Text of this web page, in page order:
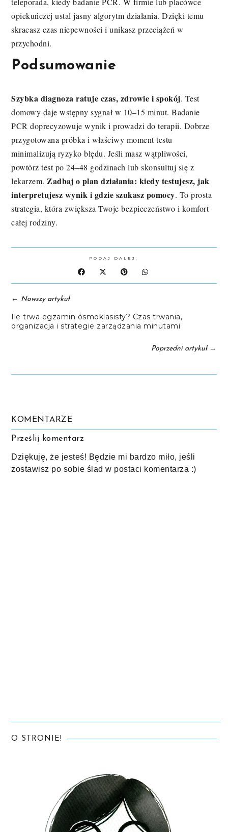
opiekuńczej ustal jasny algorytm działania. Dzięki temu
skracasz czas niepewności i unikasz przeciążeń w
przychodni.
Podsumowanie
Szybka diagnoza ratuje czas, zdrowie i spokój. Test
domowy daje wstępny sygnał w 10–15 minut. Badanie
PCR doprecyzowuje wynik i prowadzi do terapii. Dobrze
przygotowana próbka i właściwy moment testu
minimalizują ryzyko błędu. Jeśli masz wątpliwości,
powtórz test po 24–48 godzinach lub skonsultuj się z
lekarzem. Zadbaj o plan działania: kiedy testujesz, jak
interpretujesz wynik i gdzie szukasz pomocy. To prosta
strategia, która zwiększa Twoje bezpieczeństwo i komfort
całej rodziny.
PODAJ DALEJ:
← Nowszy artykuł
Ile trwa egzamin ósmoklasisty? Czas trwania,
organizacja i strategie zarządzania minutami
Poprzedni artykuł→
KOMENTARZE
Prześlij komentarz
Dziękuję, że jesteś! Będzie mi bardzo miło, jeśli
zostawisz po sobie ślad w postaci komentarza :)
O STRONIE!